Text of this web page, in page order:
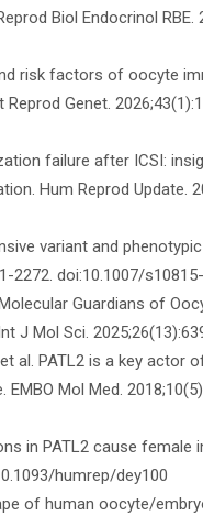
Biol Endocrinol RBE.
risk factors of oocyte
Genet.
failure after ICSI:
Hum Reprod Update.
variant and
2272. doi:10.1007/
Guardians of
J Mol Sci.
al. PATL2 is a key actor
Mol Med.
in PATL2 cause
humrep/dey100
of human oocyte/